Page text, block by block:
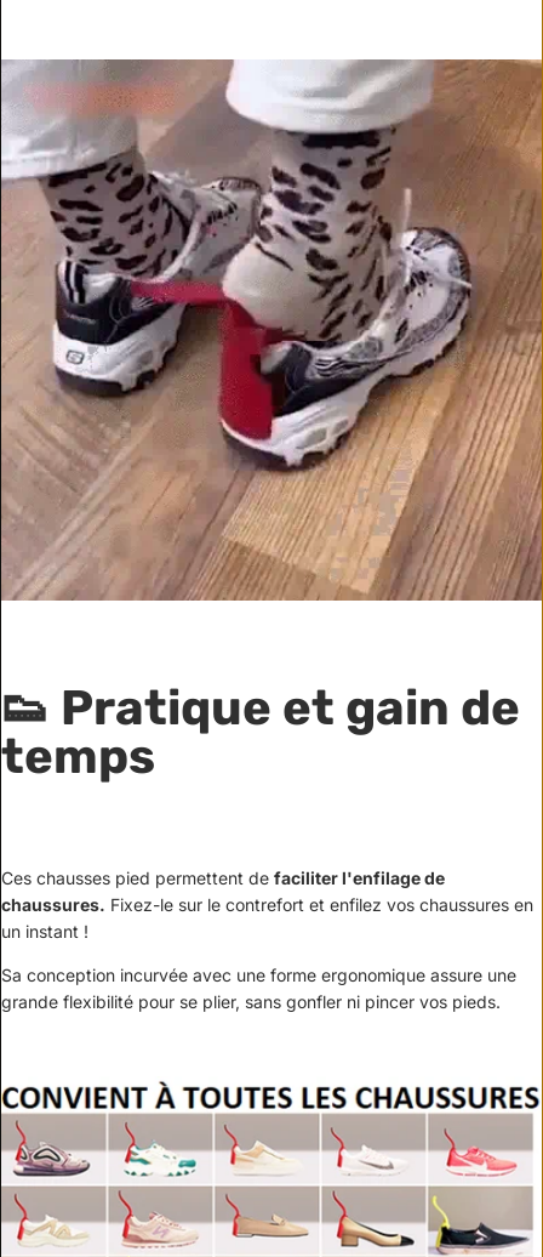
👟 Pratique et gain de
temps
Ces chausses pied permettent de faciliter l'enfilage de
chaussures. Fixez-le sur le contrefort et enfilez vos chaussures en
un instant !
Sa conception incurvée avec une forme ergonomique assure une
grande flexibilité pour se plier, sans gonfler ni pincer vos pieds.